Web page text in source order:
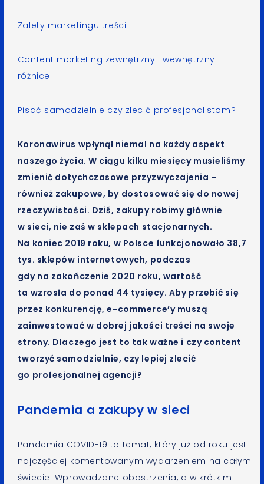
Zalety marketingu treści
Content marketing zewnętrzny i wewnętrzny –
różnice
Pisać samodzielnie czy zlecić profesjonalistom?
Koronawirus wpłynął niemal na każdy aspekt
naszego życia. W ciągu kilku miesięcy musieliśmy
zmienić dotychczasowe przyzwyczajenia –
również zakupowe, by dostosować się do nowej
rzeczywistości. Dziś, zakupy robimy głównie
w sieci, nie zaś w sklepach stacjonarnych.
Na koniec 2019 roku, w Polsce funkcjonowało 38,7
tys. sklepów internetowych, podczas
gdy na zakończenie 2020 roku, wartość
ta wzrosła do ponad 44 tysięcy. Aby przebić się
przez konkurencję, e-commerce’y muszą
zainwestować w dobrej jakości treści na swoje
strony. Dlaczego jest to tak ważne i czy content
tworzyć samodzielnie, czy lepiej zlecić
go profesjonalnej agencji?
Pandemia a zakupy w sieci
Pandemia COVID-19 to temat, który już od roku jest
najczęściej komentowanym wydarzeniem na całym
świecie. Wprowadzane obostrzenia, a w krótkim